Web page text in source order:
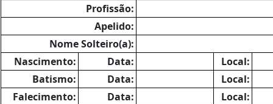
Profissão:
Apelido:
Nome Solteiro(a):
Nascimento:
Data:
Local:
Batismo:
Data:
Local:
Falecimento:
Data:
Local: